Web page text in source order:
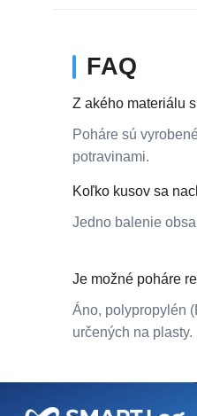
FAQ
Z akého materiálu
Poháre sú
potravinami.
Koľko kusov sa
Jedno balenie
Je možné poháre
Áno, polypropylén
určených na plasty.